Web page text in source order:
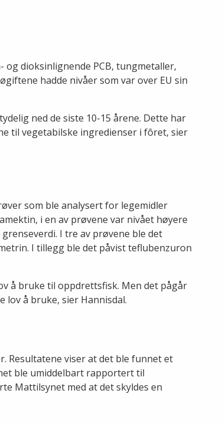
dioksinlignende PCB, tungmetaller,
hadde nivåer som var over EU sin
ned de siste 10-15 årene. Dette har
til vegetabilske ingredienser i fôret, sier
som ble analysert for legemidler
i en av prøvene var nivået høyere
I tre av prøvene ble det
I tillegg ble det påvist teflubenzuron
å bruke til oppdrettsfisk. Men det pågår
lov å bruke, sier Hannisdal.
Resultatene viser at det ble funnet et
ble umiddelbart rapportert til
Mattilsynet med at det skyldes en